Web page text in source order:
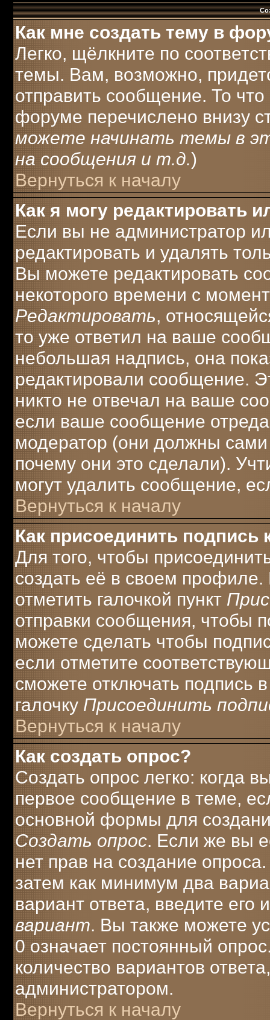
Как мне создать тему в
Легко, щёлкните по
темы. Вам, возможно,
отправить сообщение. То
форуме перечислено внизу
можете начинать темы в
на сообщения и т.д.)
Вернуться к началу
Как я могу редактировать
Если вы не администратор
редактировать и удалять
Вы можете редактировать
некоторого времени с
Редактировать,
то уже ответил на ваше
небольшая надпись, она
редактировали сообщение.
никто не отвечал на ваше
если ваше сообщение
модератор (они должны сами
почему они это сделали).
могут удалить сообщение,
Вернуться к началу
Как присоединить
Для того, чтобы
создать её в своем
отметить галочкой пункт
отправки сообщения, чтобы
можете сделать чтобы
если отметите
сможете отключать подпись
галочку Присоединить
Вернуться к началу
Как создать опрос?
Создать опрос легко: когда
первое сообщение в теме,
основной формы для
Создать опрос. Если же вы
нет прав на создание
затем как минимум два
вариант ответа, введите его
вариант. Вы также можете
0 означает постоянный
количество вариантов
администратором.
Вернуться к началу